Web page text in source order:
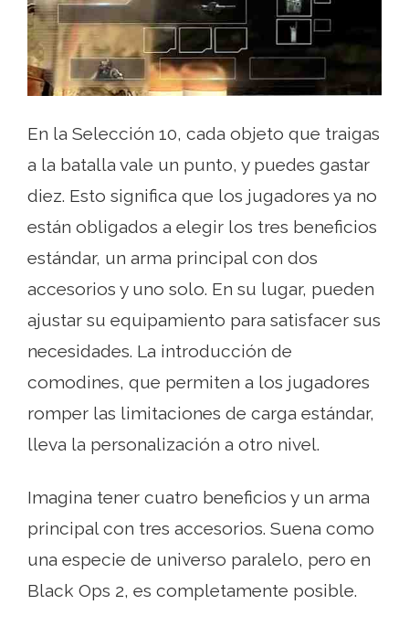
En la Selección 10, cada objeto que traigas
a la batalla vale un punto, y puedes gastar
diez. Esto significa que los jugadores ya no
están obligados a elegir los tres beneficios
estándar, un arma principal con dos
accesorios y uno solo. En su lugar, pueden
ajustar su equipamiento para satisfacer sus
necesidades. La introducción de
comodines, que permiten a los jugadores
romper las limitaciones de carga estándar,
lleva la personalización a otro nivel.
Imagina tener cuatro beneficios y un arma
principal con tres accesorios. Suena como
una especie de universo paralelo, pero en
Black Ops 2, es completamente posible.